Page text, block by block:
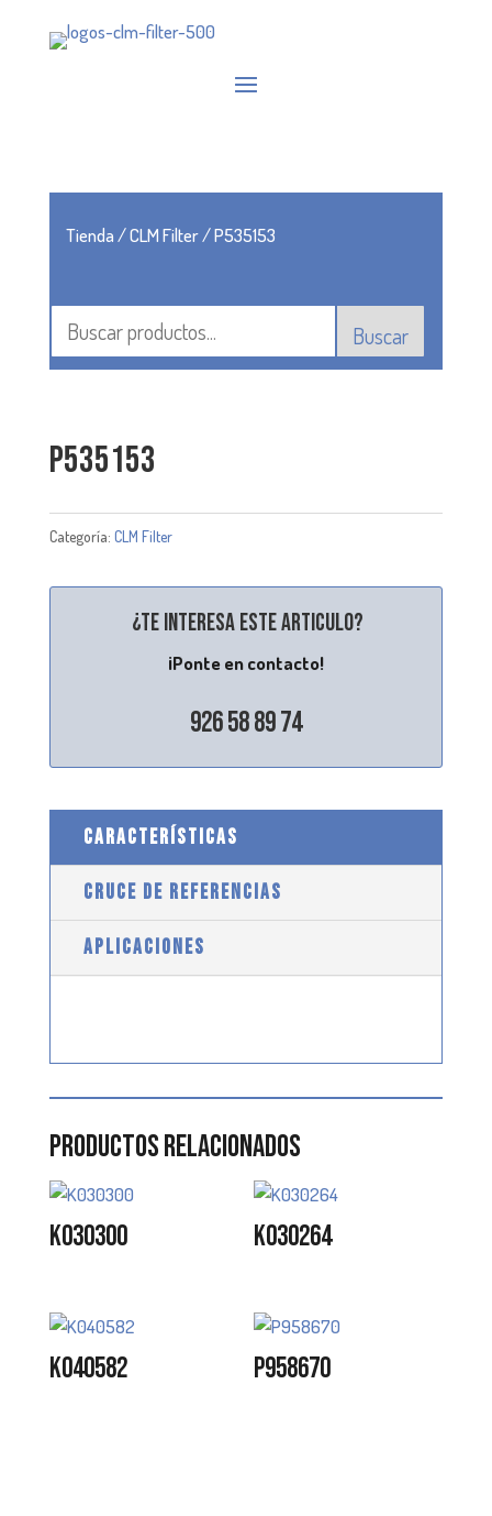
Tienda/CLM Filter/ P535153
Buscar
P535153
Categoría: CLM Filter
¿Te interesa este articulo?
¡Ponte en contacto!
926 58 89 74
CARACTERÍSTICAS
CRUCE DE REFERENCIAS
APLICACIONES
Productos relacionados
K030300 K030264
K040582 P958670